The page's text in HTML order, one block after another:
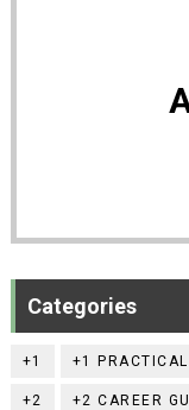
Categories
+1 +1 PRACTICAL
+2 +2 CAREER